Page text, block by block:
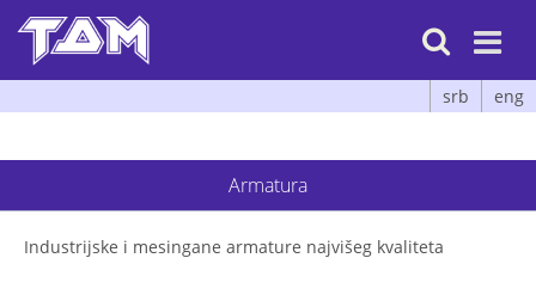

srb eng
Armatura
Industrijske i mesingane armature najvišeg kvaliteta